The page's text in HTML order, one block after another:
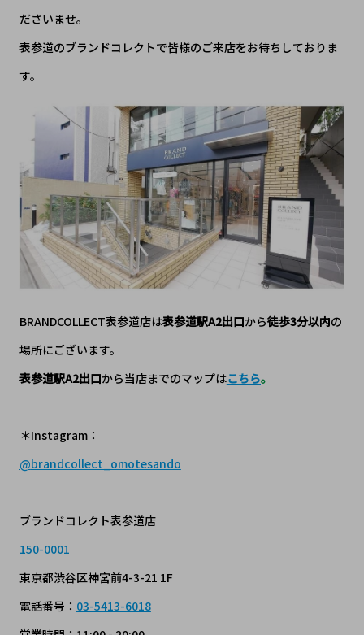
ださいませ。
表参道のブランドコレクトで皆様のご来店をお待ちしておりま
す。
BRANDCOLLECT表参道店は表参道駅A2出口から徒歩3分以内の
場所にございます。
表参道駅A2出口から当店までのマップはこちら。
＊Instagram：
@brandcollect_omotesando
ブランドコレクト表参道店
150-0001
東京都渋谷区神宮前4-3-21 1F
電話番号： 03-5413-6018